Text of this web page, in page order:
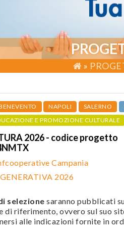
»
NAPOLI SALERNO
E PROMOZIONE CULTURALE
2026 - codice progetto
Campania
2026
selezione saranno pubblicati
di riferimento, ovvero sul suo
alle indicazioni fornite in